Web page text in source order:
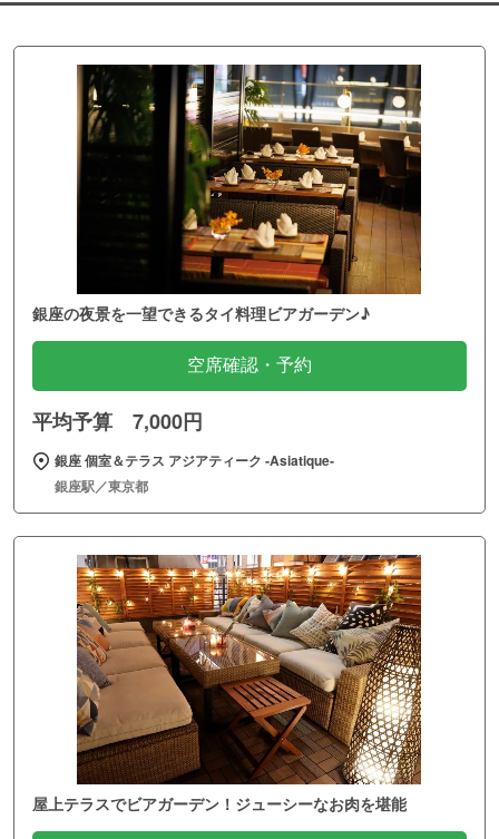
銀座の夜景を一望できるタイ料理ビアガーデン♪
空席確認・予約
平均予算 7,000円
銀座 個室＆テラス アジアティーク ‐Asiatique‐
銀座駅／東京都
屋上テラスでビアガーデン！ジューシーなお肉を堪能